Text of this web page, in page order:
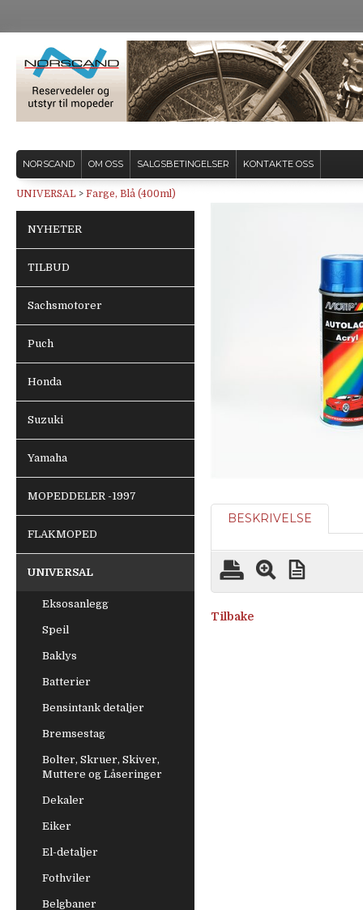
NORSCAND OM OSS SALGSBETINGELSER KONTAKTE OSS
UNIVERSAL > Farge, Blå (400ml)
NYHETER
TILBUD
Sachsmotorer
Puch
Honda
Suzuki
Yamaha
MOPEDDELER -1997
FLAKMOPED
UNIVERSAL
Eksosanlegg
Speil
Baklys
Batterier
Bensintank detaljer
Bremsestag
Bolter, Skruer, Skiver,
Muttere og Låseringer
Dekaler
Eiker
El-detaljer
Fothviler
Belgbaner
BESKRIVELSE
Tilbake